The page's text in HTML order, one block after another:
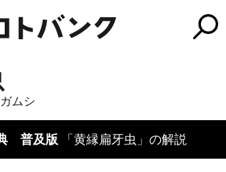
ムシ
普及版 「黄縁扁牙虫」の解説